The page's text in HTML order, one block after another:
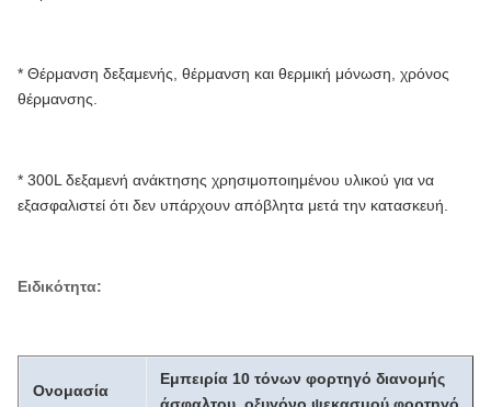
* Θέρμανση δεξαμενής, θέρμανση και θερμική μόνωση, χρόνος
θέρμανσης.
* 300L δεξαμενή ανάκτησης χρησιμοποιημένου υλικού για να
εξασφαλιστεί ότι δεν υπάρχουν απόβλητα μετά την κατασκευή.
Ειδικότητα:
Ονομασία
Εμπειρία 10 τόνων φορτηγό διανομής